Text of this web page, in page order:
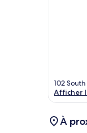
102
Afficher
À